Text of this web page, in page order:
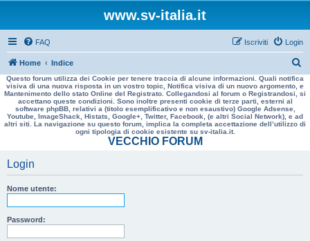
www.sv-italia.it
FAQ Login
Iscriviti
Home Indice
e
r
a
Questo forum utilizza dei Cookie per tenere traccia di alcune informazioni. Quali notifica
visiva di una nuova risposta in un vostro topic, Notifica visiva di un nuovo argomento, e
Mantenimento dello stato Online del Registrato. Collegandosi al forum o Registrandosi, si
accettano queste condizioni. Sono inoltre presenti cookie di terze parti, esterni al
software phpBB, relativi a (titolo esemplificativo e non esaustivo) Google Adsense,
Youtube, ImageShack, Histats, Google+, Twitter, Facebook, (e altri Social Network), e ad
altri siti. La navigazione su questo forum, implica la completa accettazione dell’utilizzo di
ogni tipologia di cookie esistente su sv-italia.it.
VECCHIO FORUM
Login
Nome utente:
Password: